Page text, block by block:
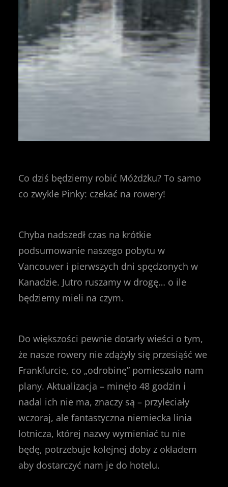
Co dziś będziemy robić Móżdżku? To samo
co zwykle Pinky: czekać na rowery!
Chyba nadszedł czas na krótkie
podsumowanie naszego pobytu w
Vancouver i pierwszych dni spędzonych w
Kanadzie. Jutro ruszamy w drogę… o ile
będziemy mieli na czym.
Do większości pewnie dotarły wieści o tym,
że nasze rowery nie zdążyły się przesiąść we
Frankfurcie, co „odrobinę” pomieszało nam
plany. Aktualizacja – minęło 48 godzin i
nadal ich nie ma, znaczy są – przyleciały
wczoraj, ale fantastyczna niemiecka linia
lotnicza, której nazwy wymieniać tu nie
będę, potrzebuje kolejnej doby z okładem
aby dostarczyć nam je do hotelu.